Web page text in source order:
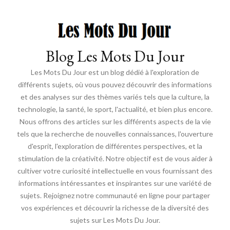
Blog Les Mots Du Jour
Les Mots Du Jour est un blog dédié à l'exploration de
différents sujets, où vous pouvez découvrir des informations
et des analyses sur des thèmes variés tels que la culture, la
technologie, la santé, le sport, l'actualité, et bien plus encore.
Nous offrons des articles sur les différents aspects de la vie
tels que la recherche de nouvelles connaissances, l'ouverture
d'esprit, l'exploration de différentes perspectives, et la
stimulation de la créativité. Notre objectif est de vous aider à
cultiver votre curiosité intellectuelle en vous fournissant des
informations intéressantes et inspirantes sur une variété de
sujets. Rejoignez notre communauté en ligne pour partager
vos expériences et découvrir la richesse de la diversité des
sujets sur Les Mots Du Jour.